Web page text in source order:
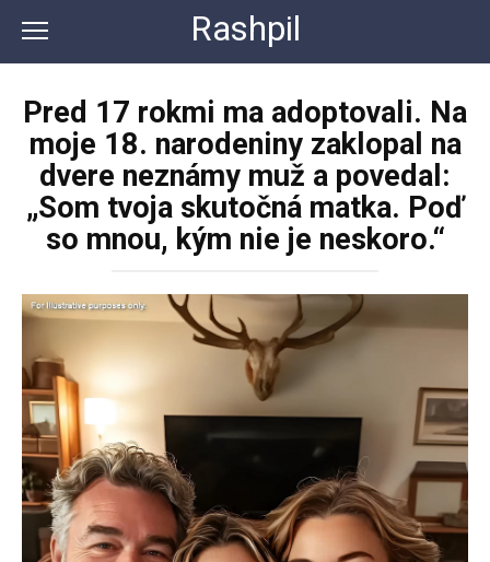
контенту
Rashpil
Pred 17 rokmi ma adoptovali. Na
moje 18. narodeniny zaklopal na
dvere neznámy muž a povedal:
„Som tvoja skutočná matka. Poď
so mnou, kým nie je neskoro.“